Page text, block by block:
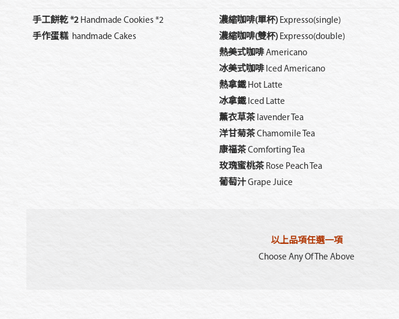
手工餅乾 *2 Handmade Cookies *2
手作蛋糕 handmade Cakes
濃縮咖啡(單杯) Expresso(single)
濃縮咖啡(雙杯) Expresso(double)
熱美式咖啡Americano
冰美式咖啡 Iced Americano
熱拿鐵 Hot Latte
冰拿鐵 Iced Latte
薰衣草茶 lavender Tea
洋甘菊茶 Chamomile Tea
康福茶 Comforting Tea
玫瑰蜜桃茶 Rose Peach Tea
葡萄汁Grape Juice
以上品項任選一項
Choose Any Of The Above